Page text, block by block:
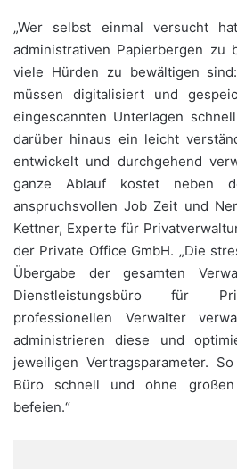
„Wer selbst einmal versucht
administrativen Papierbergen zu
viele Hürden zu bewältigen
müssen digitalisiert und
eingescannten Unterlagen
darüber hinaus ein leicht
entwickelt und durchgehend
ganze Ablauf kostet neben
anspruchsvollen Job Zeit und
Kettner, Experte für
der Private Office GmbH. „Die
Übergabe der gesamten
Dienstleistungsbüro für
professionellen Verwalter
administrieren diese und
jeweiligen Vertragsparameter.
Büro schnell und ohne
befeien.“